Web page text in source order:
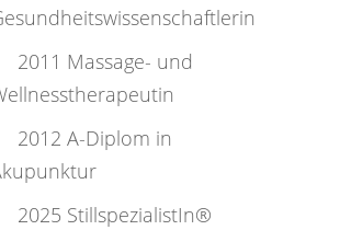
2011 Massage- und
2012 A-Diplom in
2025 StillspezialistIn®